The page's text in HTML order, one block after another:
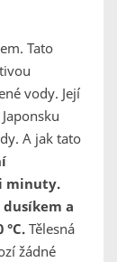
Tato
vody. Její
A jak tato
minuty.
a
Tělesná
žádné